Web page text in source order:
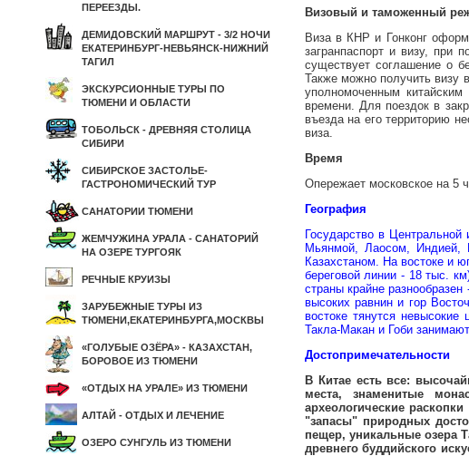
ПЕРЕЕЗДЫ.
ДЕМИДОВСКИЙ МАРШРУТ - 3/2 НОЧИ
ЕКАТЕРИНБУРГ-НЕВЬЯНСК-НИЖНИЙ
ТАГИЛ
ЭКСКУРСИОННЫЕ ТУРЫ ПО
ТЮМЕНИ И ОБЛАСТИ
ТОБОЛЬСК - ДРЕВНЯЯ СТОЛИЦА
СИБИРИ
СИБИРСКОЕ ЗАСТОЛЬЕ-
ГАСТРОНОМИЧЕСКИЙ ТУР
САНАТОРИИ ТЮМЕНИ
ЖЕМЧУЖИНА УРАЛА - САНАТОРИЙ
НА ОЗЕРЕ ТУРГОЯК
РЕЧНЫЕ КРУИЗЫ
ЗАРУБЕЖНЫЕ ТУРЫ ИЗ
ТЮМЕНИ,ЕКАТЕРИНБУРГА,МОСКВЫ
«ГОЛУБЫЕ ОЗЁРА» - КАЗАХСТАН,
БОРОВОЕ ИЗ ТЮМЕНИ
«ОТДЫХ НА УРАЛЕ» ИЗ ТЮМЕНИ
АЛТАЙ - ОТДЫХ И ЛЕЧЕНИЕ
ОЗЕРО СУНГУЛЬ ИЗ ТЮМЕНИ
Визовый и таможенный
Виза в КНР и Гонконг
загранпаспорт и визу, при
существует соглашение о
Также можно получить визу
уполномоченным
времени. Для поездок в
въезда на его территорию
виза.
Время
Опережает московское на 5
География
Государство в
Мьянмой, Лаосом, Индией,
Казахстаном. На востоке и
береговой линии - 18 тыс.
страны крайне
высоких равнин и гор
востоке тянутся
Такла-Макан и Гоби
Достопримечательности
В Китае есть все: высочайшие горы и нагорья, низменности и равнины, вдоль берегов многочисленных морей - порты, пляжи и курортные места, знаменитые монастыри, в том числе легендарный Шаолинь, женьшеневые фермы в провинции Цинхай, многочисленные археологические раскопки в пустынях Гоби и Такла-Макан, альпинистские базы на восточных склонах Гималаев и Каракорума. Колоссальны "запасы" природных достопримечательностей - живописное Юньнань-Гуичжоуское нагорье с множеством горных рек, водопадов и глубоких пещер, уникальные озера Тайху и Сиху, живописная гора Тайшань (внесена в список сокровищ ЮНЕСКО), Дуньхуанские пещеры - сокровищница древнего буддийского искусства, пещеры Юн Ган, водопад Хуангошу (высота 74 м., ширина 81 м.), карстовые пещеры и "каменный лес" в уезде Ваньшэн, пещеры Рид Флют, Черного Будды, Новой Воды и Дракона около Гуанси, величественные пещеры Лонггонг и Жицзин недалеко от Aншуня, а в необозримых степях Внутренней Монголии можно увидеть древнее искусство конных состязаний. В лесах Большого Хингана устраиваются охоты. В Харбине ежегодно проводятся фестивали ледяной скульптуры и можно даже покататься на горных лыжах и коньках. Путешествуя по древнему Шелковому пути, можно побывать в Синьцзяне, где находятся три знаменитых каньона, в Санься на реке Янцзы, на горе Эмэй и в государственном заповеднике Цзючжайгоу. Уникальный по живописности край - река Лицзян в Гуйлине и пять "священных" гор, изобилующие красивейшими местами. Гора Хуаншань считается "лицом китайских гор", а гора Эмэйшань славится своей труднодоступностью и неповторимым очарованием. Для туристов открыты 99 городов огромного культурно-исторического значения и 750 уникальных культурных памятников, находящихся под охраной государства, а также 119 пейзажных мест. Среди них 19 занесены в Список